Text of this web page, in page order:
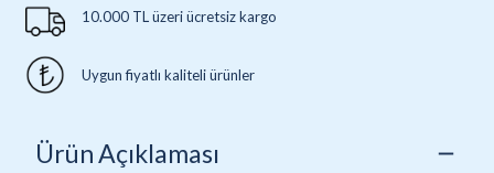
10.000 TL üzeri ücretsiz kargo
Uygun fiyatlı kaliteli ürünler
Ürün Açıklaması